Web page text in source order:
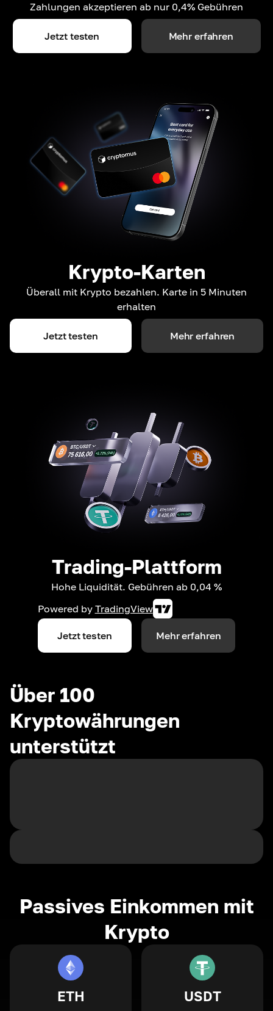
Zahlungen akzeptieren ab nur 0,4% Gebühren
Jetzt testen Mehr erfahren
Krypto-Karten
Überall mit Krypto bezahlen. Karte in 5 Minuten
erhalten
Jetzt testen Mehr erfahren
Trading-Plattform
Hohe Liquidität. Gebühren ab 0,04 %
Powered by TradingView
Jetzt testen Mehr erfahren
Über 100
Kryptowährungen
unterstützt
Passives Einkommen mit
Krypto
ETH USDT